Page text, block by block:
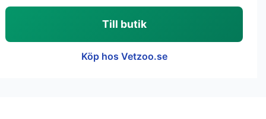
Till butik
Köp hos Vetzoo.se